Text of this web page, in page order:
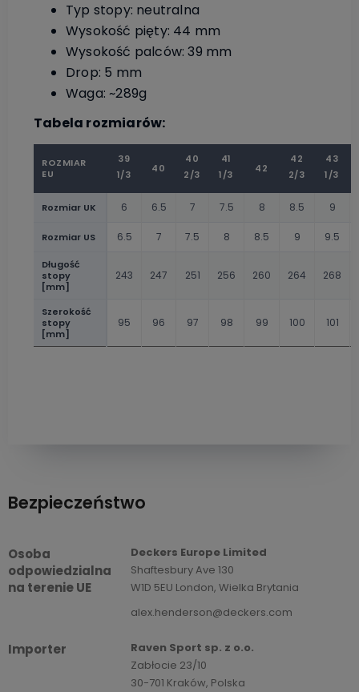
Typ stopy: neutralna
Wysokość pięty: 44 mm
Wysokość palców: 39 mm
Drop: 5 mm
Waga: ~289g
Tabela rozmiarów:
ROZMIAR
EU
39
1/3
40
40
2/3
41
1/3
42
42
2/3
43
1/3
Rozmiar UK 6 6.5 7 7.5 8 8.5 9
Rozmiar US 6.5 7 7.5 8 8.5 9 9.5
Długość
stopy
[mm]
243 247 251 256 260 264 268
Szerokość
stopy
[mm]
95 96 97 98 99 100 101
Bezpieczeństwo
Osoba
odpowiedzialna
na terenie UE
Deckers Europe Limited
Shaftesbury Ave 130
W1D 5EU London, Wielka Brytania
alex.henderson@deckers.com
Importer
Raven Sport sp. z o.o.
Zabłocie 23/10
30-701 Kraków, Polska